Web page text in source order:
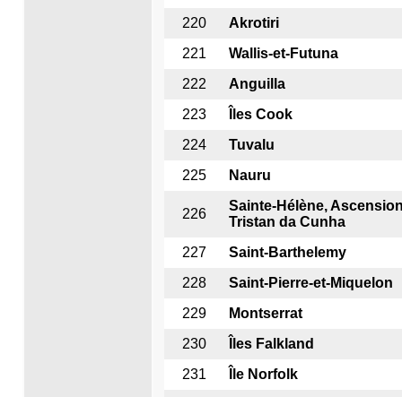
220
Akrotiri
221
Wallis-et-Futuna
222
Anguilla
223
Îles Cook
224
Tuvalu
225
Nauru
226
Sainte-Hél ène,
Tristan da Cunha
227
Saint-Barthelemy
228
Saint-Pierre-et-Miquelon
229
Montserrat
230
Îles Falkland
231
Île Norfolk